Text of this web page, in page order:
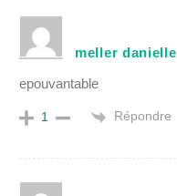
meller danielle
epouvantable
1 Répondre